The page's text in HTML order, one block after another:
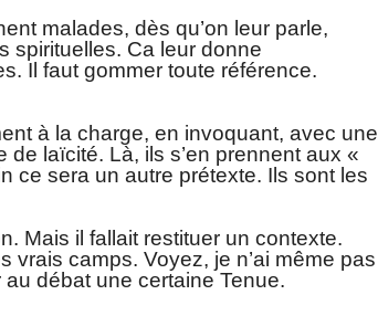
malades, dès qu’on leur parle,
spirituelles. Ca leur donne
Il faut gommer toute référence.
à la charge, en invoquant, avec une
laïcité. Là, ils s’en prennent aux «
ce sera un autre prétexte. Ils sont les
Mais il fallait restituer un contexte.
vrais camps. Voyez, je n’ai même pas
débat une certaine Tenue.